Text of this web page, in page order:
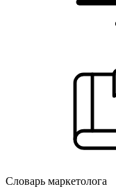
Словарь маркетолога